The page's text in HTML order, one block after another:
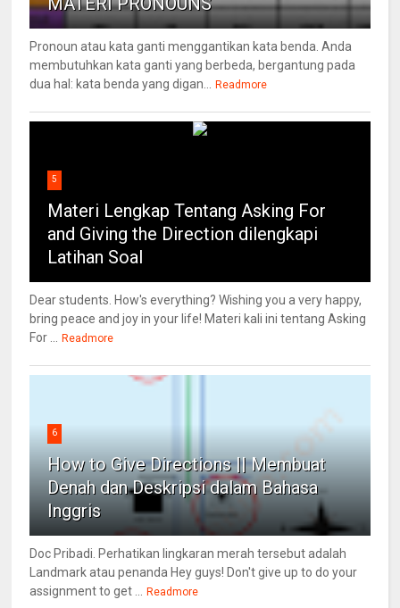
Pronoun atau kata ganti menggantikan kata benda. Anda
membutuhkan kata ganti yang berbeda, bergantung pada
dua hal: kata benda yang digan... Readmore
5
Materi Lengkap Tentang Asking For
and Giving the Direction dilengkapi
Latihan Soal
Dear students. How's everything? Wishing you a very happy,
bring peace and joy in your life! Materi kali ini tentang Asking
For ... Readmore
6
How to Give Directions || Membuat
Denah dan Deskripsi dalam Bahasa
Inggris
Doc Pribadi. Perhatikan lingkaran merah tersebut adalah
Landmark atau penanda Hey guys! Don't give up to do your
assignment to get ... Readmore